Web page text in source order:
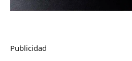
Publicidad